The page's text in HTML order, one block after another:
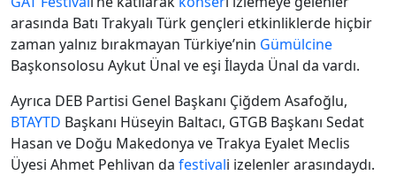
arasında Batı Trakyalı Türk gençleri etkinliklerde hiçbir
zaman yalnız bırakmayan Türkiye’nin Gümülcine
Başkonsolosu Aykut Ünal ve eşi İlayda Ünal da vardı.
Ayrıca DEB Partisi Genel Başkanı Çiğdem Asafoğlu,
BTAYTD Başkanı Hüseyin Baltacı, GTGB Başkanı Sedat
Hasan ve Doğu Makedonya ve Trakya Eyalet Meclis
Üyesi Ahmet Pehlivan da festivali izelenler arasındaydı.